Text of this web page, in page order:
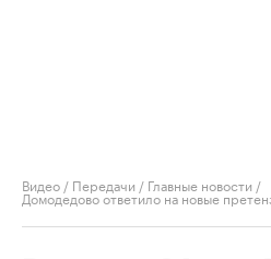
Видео / Передачи / Главные новости /
Домодедово ответило на новые